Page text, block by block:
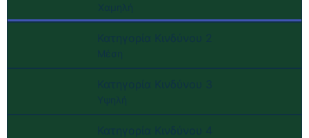
Κατηγορία Κινδύνου 2
Κατηγορία Κινδύνου 3
Κατηγορία Κινδύνου 4